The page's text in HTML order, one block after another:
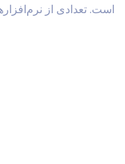
است. تعدادی از